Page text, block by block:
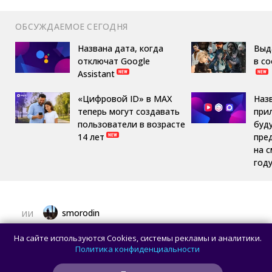
ОБСУЖДАЕМОЕ СЕГОДНЯ
Названа дата, когда
отключат Google
Assistant
«Цифровой ID» в MAX
теперь могут создавать
пользователи в возрасте
14 лет
в
на
году
ИИ smorodin
OpenAI улучшила GPT-5.6 Sol в ChatGPT
и отменила лимиты на разговоры
для пользователей без подписки
На сайте используются Cookies, системы рекламы и аналитики.
Политика конфиденциальности